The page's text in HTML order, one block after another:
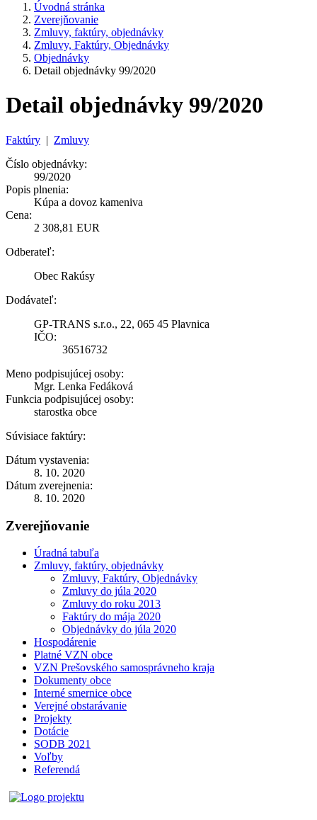
Úvodná stránka
Zverejňovanie
Zmluvy, faktúry, objednávky
Zmluvy, Faktúry, Objednávky
Objednávky
Detail objednávky 99/2020
Detail objednávky 99/2020
Faktúry | Zmluvy
Číslo objednávky:
99/2020
Popis plnenia:
Kúpa a dovoz kameniva
Cena:
2 308,81 EUR
Odberateľ:
Obec Rakúsy
Dodávateľ:
GP-TRANS s.r.o., 22, 065 45 Plavnica
IČO:
36516732
Meno podpisujúcej osoby:
Mgr. Lenka Fedáková
Funkcia podpisujúcej osoby:
starostka obce
Súvisiace faktúry:
Dátum vystavenia:
8. 10. 2020
Dátum zverejnenia:
8. 10. 2020
Zverejňovanie
Úradná tabuľa
Zmluvy, faktúry, objednávky
Zmluvy, Faktúry, Objednávky
Zmluvy do júla 2020
Zmluvy do roku 2013
Faktúry do mája 2020
Objednávky do júla 2020
Hospodárenie
Platné VZN obce
VZN Prešovského samosprávneho kraja
Dokumenty obce
Interné smernice obce
Verejné obstarávanie
Projekty
Dotácie
SODB 2021
Voľby
Referendá